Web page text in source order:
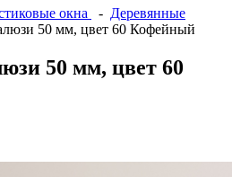
окна - Деревянные
50 мм, цвет 60 Кофейный
50 мм, цвет 60